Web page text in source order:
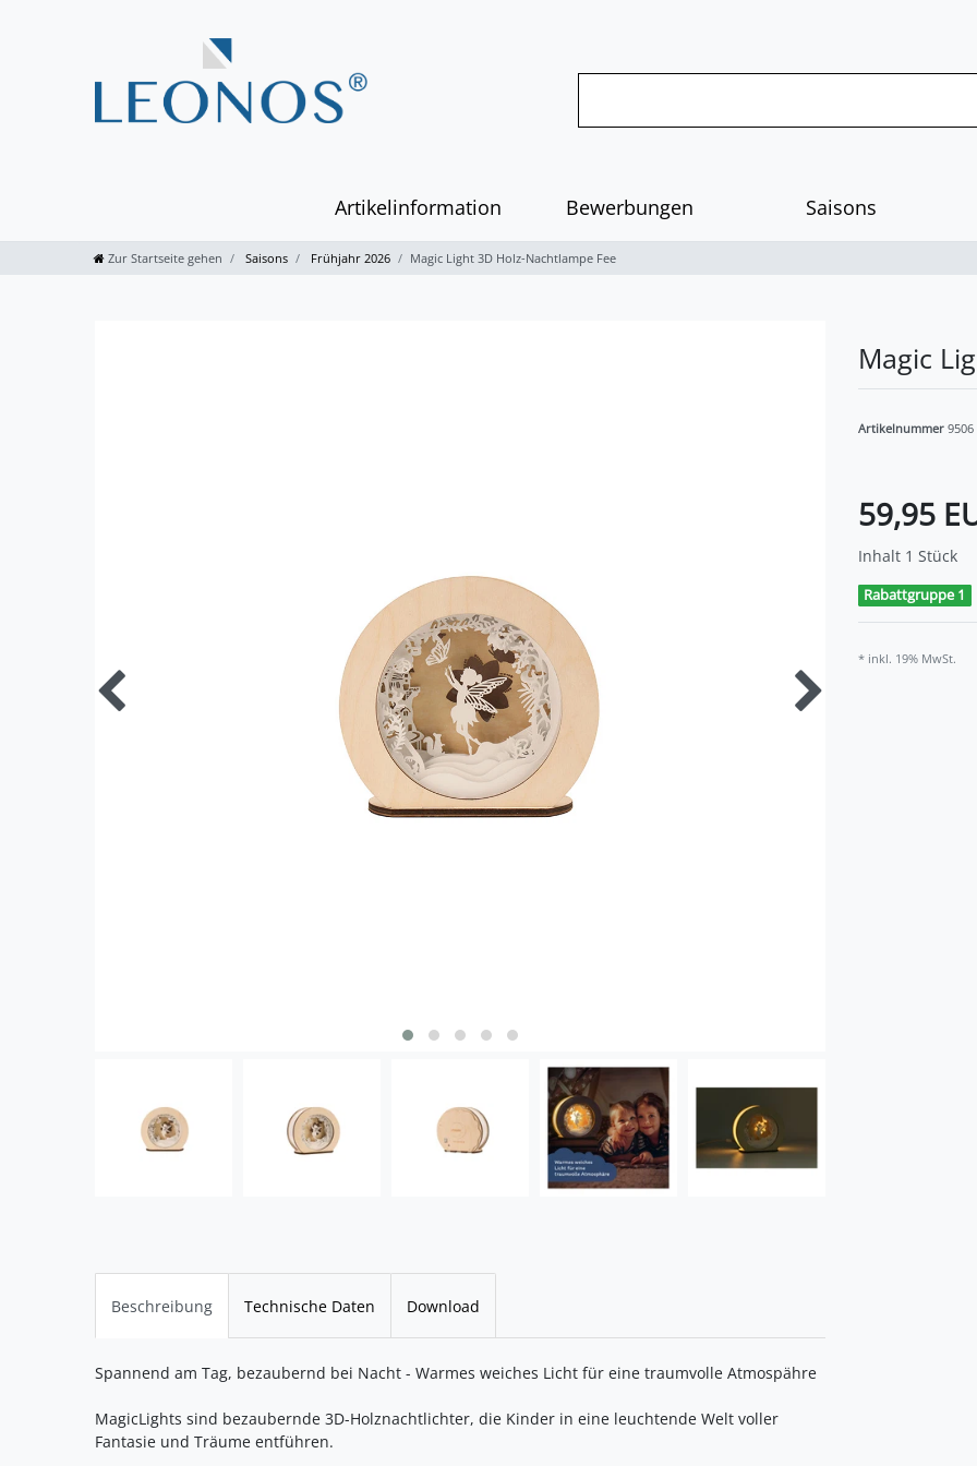
Artikelinformation Bewerbungen Saisons
Zur Startseite gehen Saisons Frühjahr 2026 Magic Light 3D Holz-Nachtlampe Fee
Magic
Artikelnummer 9506
59,95
Inhalt 1 Stück
Rabattgruppe 1
* inkl. 19% MwSt.
Beschreibung Technische Daten Download
Spannend am Tag, bezaubernd bei Nacht - Warmes weiches Licht für eine traumvolle Atmospähre
MagicLights sind bezaubernde 3D-Holznachtlichter, die Kinder in eine leuchtende Welt voller
Fantasie und Träume entführen.